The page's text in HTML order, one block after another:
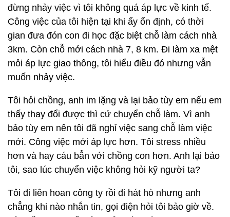
đừng nhảy việc vì tôi không quá áp lực về kinh tế.
Công việc của tôi hiện tại khi ấy ổn định, có thời
gian đưa đón con đi học đặc biệt chỗ làm cách nhà
3km. Còn chỗ mới cách nhà 7, 8 km. Đi làm xa mệt
mỏi áp lực giao thông, tôi hiểu điều đó nhưng vẫn
muốn nhảy việc.
Tôi hỏi chồng, anh im lặng và lại bảo tùy em nếu em
thấy thay đổi được thì cứ chuyển chỗ làm. Vì anh
bảo tùy em nên tôi đã nghỉ việc sang chỗ làm việc
mới. Công việc mới áp lực hơn. Tôi stress nhiều
hơn và hay cáu bẳn với chồng con hơn. Anh lại bảo
tôi, sao lúc chuyển việc không hỏi kỹ người ta?
Tôi đi liên hoan công ty rồi đi hát hò nhưng anh
chẳng khi nào nhắn tin, gọi điện hỏi tôi bảo giờ về.